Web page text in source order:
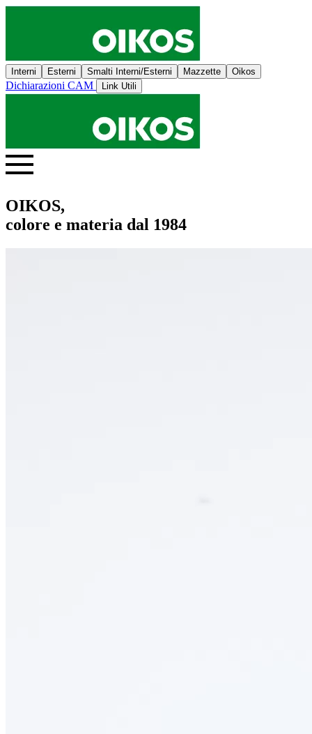
Interni Esterni Smalti Interni/Esterni Mazzette Oikos
Dichiarazioni CAM Link Utili
OIKOS,
colore e materia dal 1984